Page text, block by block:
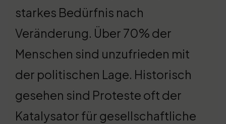
starkes Bedürfnis nach
Veränderung. Über 70% der
Menschen sind unzufrieden mit
der politischen Lage. Historisch
gesehen sind Proteste oft der
Katalysator für gesellschaftliche